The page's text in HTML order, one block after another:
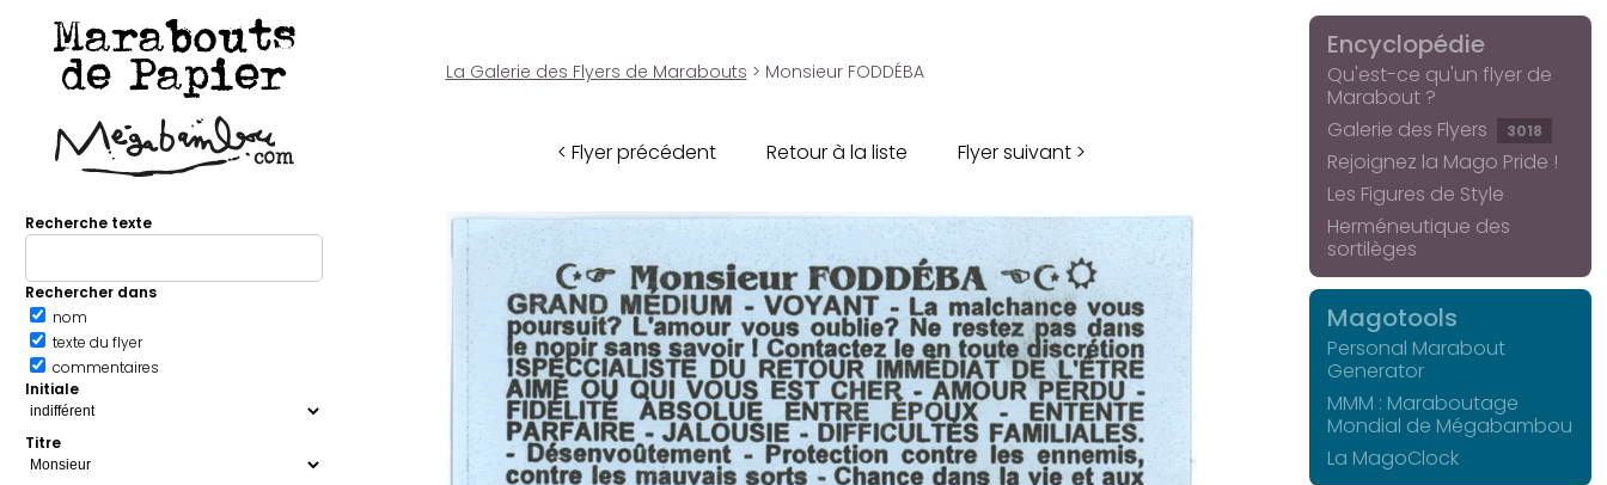
Marabouts
de Papier
Recherche texte
Rechercher dans
nom
texte du flyer
commentaires
Initiale
Titre
La Galerie des Flyers de Marabouts > Monsieur FODDÉBA
< Flyer précédent Retour à la liste Flyer suivant >
Encyclopédie
Qu'est-ce qu'un flyer de
Marabout ?
Galerie des Flyers
3018
Rejoignez la Mago Pride !
Les Figures de Style
Herméneutique des
sortilèges
Magotools
Personal Marabout
Generator
MMM : Maraboutage
Mondial de Mégabambou
La MagoClock